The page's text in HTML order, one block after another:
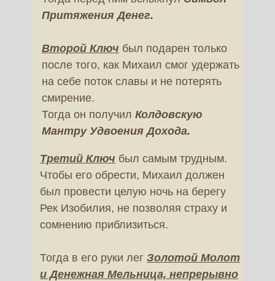
Притяжения Денег.
Второй Ключ был подарен только
после того, как Михаил смог удержать
на себе поток славы и не потерять
смирение.
Тогда он получил Колдовскую
Мантру Удвоения Дохода.
Третий Ключ был самым трудным.
Чтобы его обрести, Михаил должен
был провести целую ночь на берегу
Рек Изобилия, не позволяя страху и
сомнению приблизиться.
Тогда в его руки лег Золотой Молот
и Денежная Мельница, непрерывно